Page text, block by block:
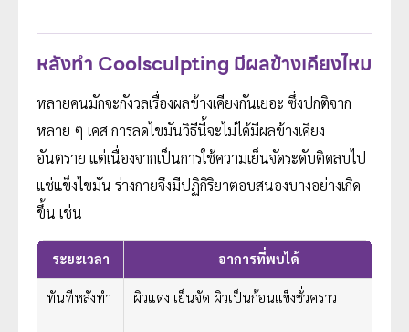
หลังทำ Coolsculpting มีผลข้างเคียงไหม
หลายคนมักจะกังวลเรื่องผลข้างเคียงกันเยอะ ซึ่งปกติจาก
หลาย ๆ เคส การลดไขมันวิธีนี้จะไม่ได้มีผลข้างเคียง
อันตราย แต่เนื่องจากเป็นการใช้ความเย็นจัดระดับติดลบไป
แช่แข็งไขมัน ร่างกายจึงมีปฏิกิริยาตอบสนองบางอย่างเกิด
ขึ้น เช่น
ระยะเวลา อาการที่พบได้
ทันทีหลังทำ ผิวแดง เย็นจัด ผิวเป็นก้อนแข็งชั่วคราว